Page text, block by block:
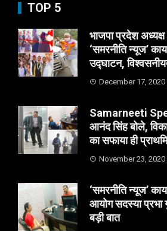
TOP 5
भाजपा प्रदेश
‘समरनीति न्यूज’
उद्घाटन,
December 17, 2020
Samarneeti
आनंद सिंह बोले,
का सफाया ही
November 23, 2020
‘समरनीति न्यूज’
आयोग सदस्या प्रभा
बड़ी बात